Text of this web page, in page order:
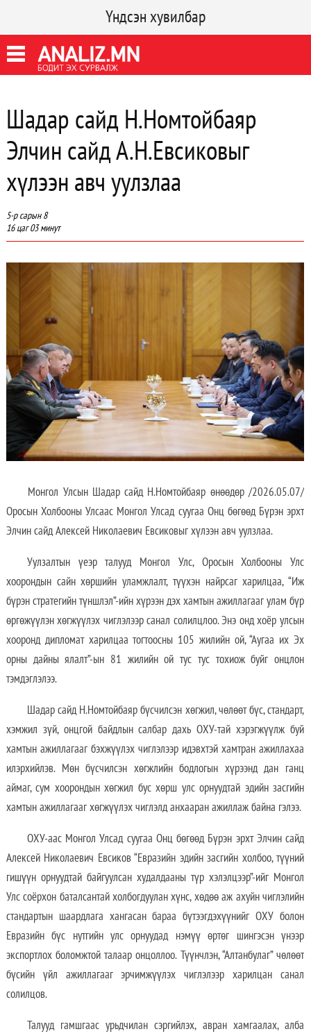
Үндсэн хувилбар
Шадар сайд Н.Номтойбаяр
Элчин сайд А.Н.Евсиковыг
хүлээн авч уулзлаа
5-р сарын 8
16 цаг 03 минут
Монгол Улсын Шадар сайд Н.Номтойбаяр өнөөдөр /2026.05.07/
Оросын Холбооны Улсаас Монгол Улсад суугаа Онц бөгөөд Бүрэн эрхт
Элчин сайд Алексей Николаевич Евсиковыг хүлээн авч уулзлаа.
Уулзалтын үеэр талууд Монгол Улс, Оросын Холбооны Улс
хоорондын сайн хөршийн уламжлалт, түүхэн найрсаг харилцаа, “Иж
бүрэн стратегийн түншлэл”-ийн хүрээн дэх хамтын ажиллагааг улам бүр
өргөжүүлэн хөгжүүлэх чиглэлээр санал солилцлоо. Энэ онд хоёр улсын
хооронд дипломат харилцаа тогтоосны 105 жилийн ой, “Аугаа их Эх
орны дайны ялалт”-ын 81 жилийн ой тус тус тохиож буйг онцлон
тэмдэглэлээ.
Шадар сайд Н.Номтойбаяр бүсчилсэн хөгжил, чөлөөт бүс, стандарт,
хэмжил зүй, онцгой байдлын салбар дахь ОХУ-тай хэрэгжүүлж буй
хамтын ажиллагааг бэхжүүлэх чиглэлээр идэвхтэй хамтран ажиллахаа
илэрхийлэв. Мөн бүсчилсэн хөгжлийн бодлогын хүрээнд дан ганц
аймаг, сум хоорондын хөгжил бус хөрш улс орнуудтай эдийн засгийн
хамтын ажиллагааг хөгжүүлэх чиглэлд анхааран ажиллаж байна гэлээ.
ОХУ-аас Монгол Улсад суугаа Онц бөгөөд Бүрэн эрхт Элчин сайд
Алексей Николаевич Евсиков “Евразийн эдийн засгийн холбоо, түүний
гишүүн орнуудтай байгуулсан худалдааны түр хэлэлцээр”-ийг Монгол
Улс соёрхон баталсантай холбогдуулан хүнс, хөдөө аж ахуйн чиглэлийн
стандартын шаардлага хангасан бараа бүтээгдэхүүнийг ОХУ болон
Евразийн бүс нутгийн улс орнуудад нэмүү өртөг шингэсэн үнээр
экспортлох боломжтой талаар онцоллоо. Түүнчлэн, “Алтанбулаг” чөлөөт
бүсийн үйл ажиллагааг эрчимжүүлэх чиглэлээр харилцан санал
солилцов.
Талууд гамшгаас урьдчилан сэргийлэх, авран хамгаалах, алба